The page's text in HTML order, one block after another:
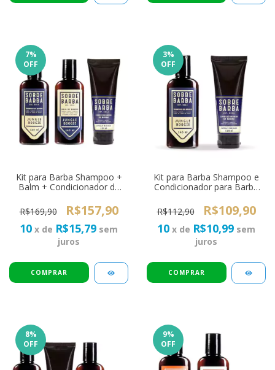
7%
OFF
Kit para Barba Shampoo +
Balm + Condicionador de
Jungle Boogie
R$169,90 R$157,90
10 x de R$15,79 sem
juros
3%
OFF
Kit para Barba Shampoo e
Condicionador para Barba
Boogie
R$112,90 R$109,90
10 x de R$10,99 sem
juros
8%
OFF
9%
OFF